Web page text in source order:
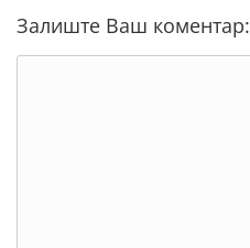
Залиште Ваш коментар: